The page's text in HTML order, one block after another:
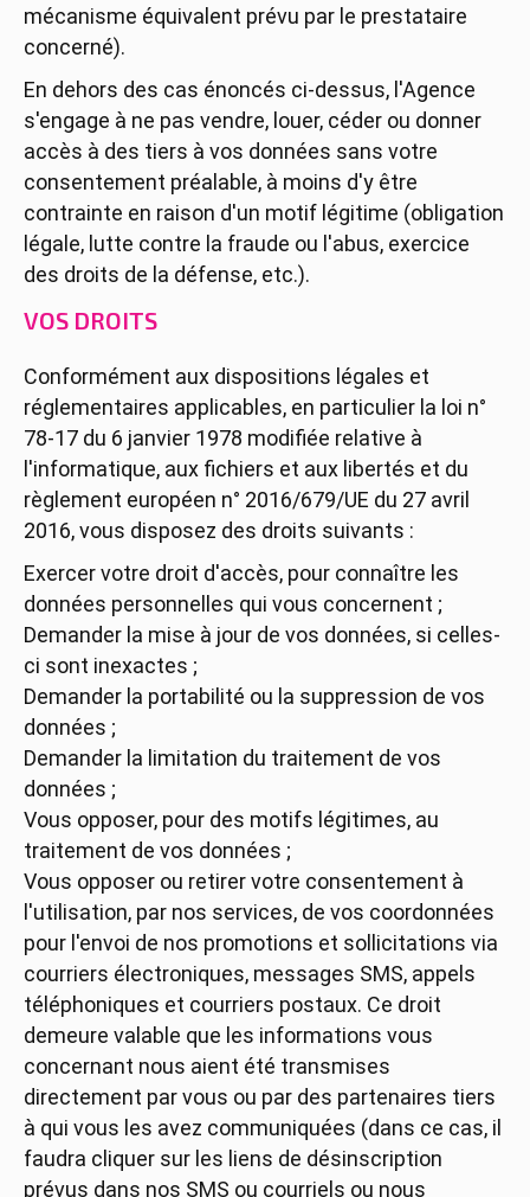
mécanisme équivalent prévu par le prestataire
concerné).
En dehors des cas énoncés ci-dessus, l'Agence
s'engage à ne pas vendre, louer, céder ou donner
accès à des tiers à vos données sans votre
consentement préalable, à moins d'y être
contrainte en raison d'un motif légitime (obligation
légale, lutte contre la fraude ou l'abus, exercice
des droits de la défense, etc.).
VOS DROITS
Conformément aux dispositions légales et
réglementaires applicables, en particulier la loi n°
78-17 du 6 janvier 1978 modifiée relative à
l'informatique, aux fichiers et aux libertés et du
règlement européen n° 2016/679/UE du 27 avril
2016, vous disposez des droits suivants :
Exercer votre droit d'accès, pour connaître les
données personnelles qui vous concernent ;
Demander la mise à jour de vos données, si celles-
ci sont inexactes ;
Demander la portabilité ou la suppression de vos
données ;
Demander la limitation du traitement de vos
données ;
Vous opposer, pour des motifs légitimes, au
traitement de vos données ;
Vous opposer ou retirer votre consentement à
l'utilisation, par nos services, de vos coordonnées
pour l'envoi de nos promotions et sollicitations via
courriers électroniques, messages SMS, appels
téléphoniques et courriers postaux. Ce droit
demeure valable que les informations vous
concernant nous aient été transmises
directement par vous ou par des partenaires tiers
à qui vous les avez communiquées (dans ce cas, il
faudra cliquer sur les liens de désinscription
prévus dans nos SMS ou courriels ou nous